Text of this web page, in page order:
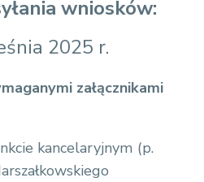
wniosków:
2025 r.
załącznikami
kancelaryjnym (p.